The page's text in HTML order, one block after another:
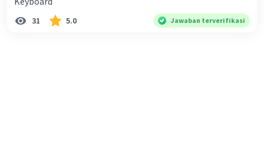
31 5.0 Jawaban terverifikasi